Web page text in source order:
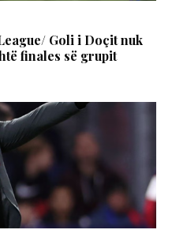
Goli i Doçit nuk
finales së grupit